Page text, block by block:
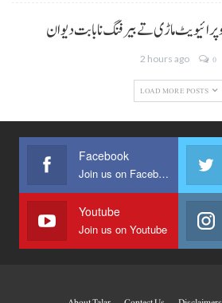
2 hours ago 0
LOAD MORE POSTS
Facebook
Join us on Facebook
Youtube
Join us on Youtube